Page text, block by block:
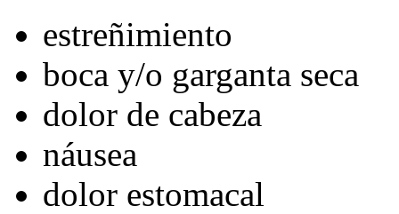
estreñimiento
boca y/o garganta seca
dolor de cabeza
náusea
dolor estomacal